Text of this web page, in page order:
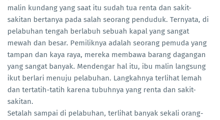
malin kundang yang saat itu sudah tua renta dan sakit-
sakitan bertanya pada salah seorang penduduk. Ternyata, di
pelabuhan tengah berlabuh sebuah kapal yang sangat
mewah dan besar. Pemiliknya adalah seorang pemuda yang
tampan dan kaya raya, mereka membawa barang dagangan
yang sangat banyak. Mendengar hal itu, ibu malin langsung
ikut berlari menuju pelabuhan. Langkahnya terlihat lemah
dan tertatih-tatih karena tubuhnya yang renta dan sakit-
sakitan.
Setalah sampai di pelabuhan, terlihat banyak sekali orang-